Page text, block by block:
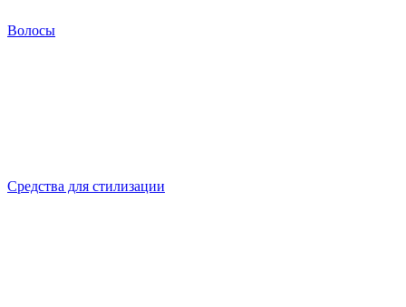
Волосы
Средства для стилизации